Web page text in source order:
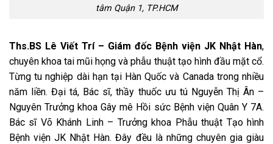
tâm Quận 1, TP.HCM
Ths.BS Lê Viết Trí – Giám đốc Bệnh viện JK Nhật Hàn,
chuyên khoa tai mũi họng và phẫu thuật tạo hình đầu mặt cổ.
Từng tu nghiệp dài hạn tại Hàn Quốc và Canada trong nhiều
năm liền. Đại tá, Bác sĩ, thầy thuốc ưu tú Nguyễn Thị Ân –
Nguyên Trưởng khoa Gây mê Hồi sức Bệnh viện Quân Y 7A.
Bác sĩ Võ Khánh Linh – Trưởng khoa Phẫu thuật Tạo hình
Bệnh viện JK Nhật Hàn. Đây đều là những chuyên gia giàu